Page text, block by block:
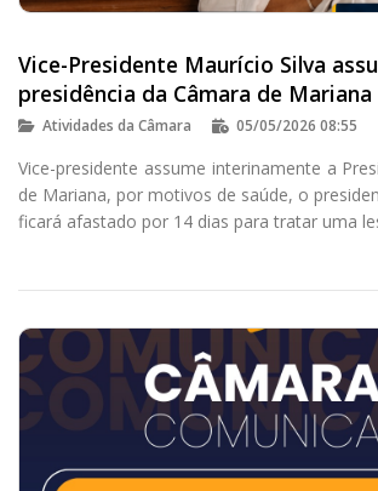
Vice-Presidente Maurício Silva
presidência da Câmara de
Atividades da Câmara 05/05/2026 08:55
Vice-presidente assume interinamente a
de Mariana, por motivos de saúde, o
ficará afastado por 14 dias para tratar uma